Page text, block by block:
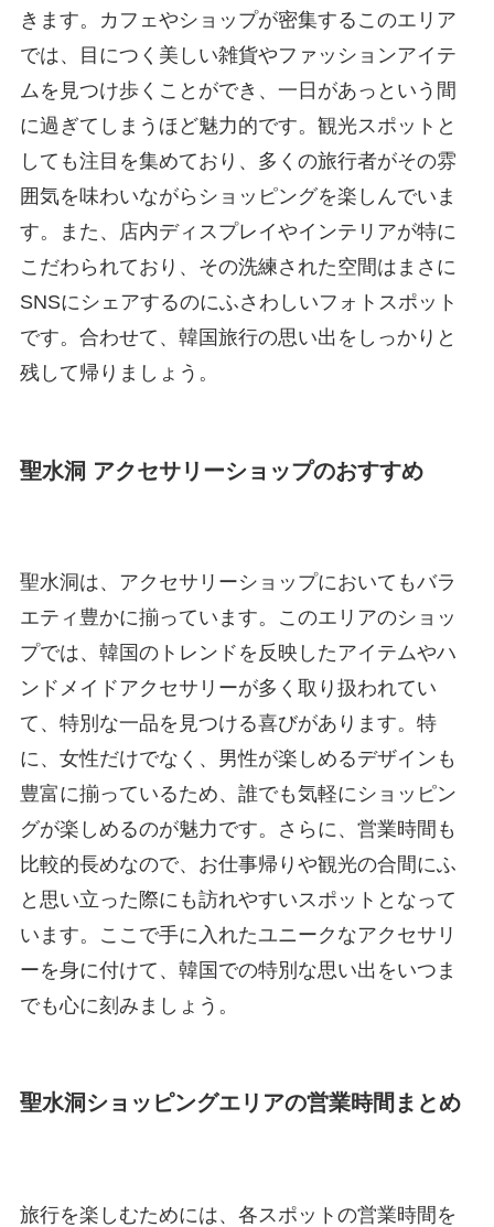
きます。カフェやショップが密集するこのエリア
では、目につく美しい雑貨やファッションアイテ
ムを見つけ歩くことができ、一日があっという間
に過ぎてしまうほど魅力的です。観光スポットと
しても注目を集めており、多くの旅行者がその雰
囲気を味わいながらショッピングを楽しんでいま
す。また、店内ディスプレイやインテリアが特に
こだわられており、その洗練された空間はまさに
SNSにシェアするのにふさわしいフォトスポット
です。合わせて、韓国旅行の思い出をしっかりと
残して帰りましょう。
聖水洞 アクセサリーショップのおすすめ
聖水洞は、アクセサリーショップにおいてもバラ
エティ豊かに揃っています。このエリアのショッ
プでは、韓国のトレンドを反映したアイテムやハ
ンドメイドアクセサリーが多く取り扱われてい
て、特別な一品を見つける喜びがあります。特
に、女性だけでなく、男性が楽しめるデザインも
豊富に揃っているため、誰でも気軽にショッピン
グが楽しめるのが魅力です。さらに、営業時間も
比較的長めなので、お仕事帰りや観光の合間にふ
と思い立った際にも訪れやすいスポットとなって
います。ここで手に入れたユニークなアクセサリ
ーを身に付けて、韓国での特別な思い出をいつま
でも心に刻みましょう。
聖水洞ショッピングエリアの営業時間まとめ
旅行を楽しむためには、各スポットの営業時間を